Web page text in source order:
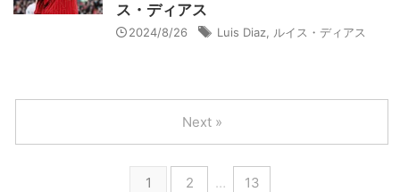
ス・ディアス
2024/8/26 Luis Diaz ルイス・ディアス
1 2 … 13
Next »